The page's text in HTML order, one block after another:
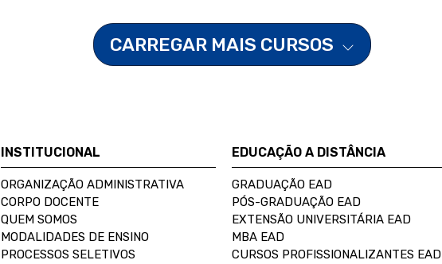
CARREGAR MAIS CURSOS
INSTITUCIONAL
ORGANIZAÇÃO ADMINISTRATIVA
CORPO DOCENTE
QUEM SOMOS
MODALIDADES DE ENSINO
PROCESSOS SELETIVOS
EDUCAÇÃO A DISTÂNCIA
GRADUAÇÃO EAD
PÓS-GRADUAÇÃO EAD
EXTENSÃO UNIVERSITÁRIA EAD
MBA EAD
CURSOS PROFISSIONALIZANTES EAD